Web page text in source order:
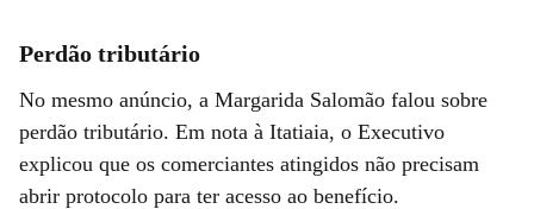
Perdão tributário
No mesmo anúncio, a Margarida Salomão falou sobre
perdão tributário. Em nota à Itatiaia, o Executivo
explicou que os comerciantes atingidos não precisam
abrir protocolo para ter acesso ao benefício.